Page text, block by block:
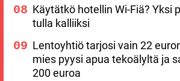
Käytätkö hotellin Wi-Fiä? Yksi
tulla kalliiksi
Lentoyhtiö tarjosi vain 22
mies pyysi apua tekoälyltä ja
200 euroa